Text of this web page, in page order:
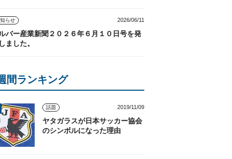
らせ 2026/06/11
バー産業新聞２０２６年６月１０日号を発
ました。
間ランキング
話題 2019/11/09
ヤタガラスが日本サッカー協会
のシンボルになった理由